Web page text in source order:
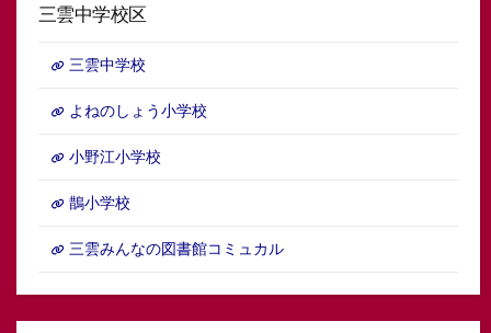
三雲中学校区
三雲中学校
よねのしょう小学校
小野江小学校
鵲小学校
三雲みんなの図書館コミュカル